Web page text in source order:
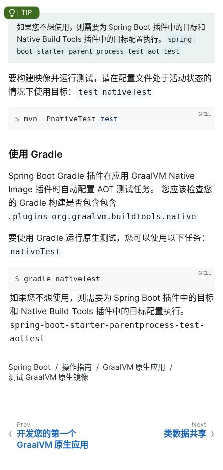
如果您不想使用，则需要为 Spring Boot 插件中的目标和
Native Build Tools 插件中的目标配置执行。
spring-
boot-starter-parent process-test-aot test
要构建映像并运行测试，请在配置文件处于活动状态的
情况下使用目标：
test nativeTest
$ mvn -PnativeTest test
使用 Gradle
Spring Boot Gradle 插件在应用 GraalVM Native
Image 插件时自动配置 AOT 测试任务。 您应该检查您
的 Gradle 构建是否包含包含
. plugins org.graalvm.buildtools.native
要使用 Gradle 运行原生测试，您可以使用以下任务：
nativeTest
$ gradle nativeTest
如果您不想使用，则需要为 Spring Boot 插件中的目标
和 Native Build Tools 插件中的目标配置执行。
spring-boot-starter-parentprocess-test-
aottest
Spring Boot 操作指南
GraalVM 原生应用
测试 GraalVM 原生镜像
开发您的第一个
GraalVM 原生应用
类数据共享